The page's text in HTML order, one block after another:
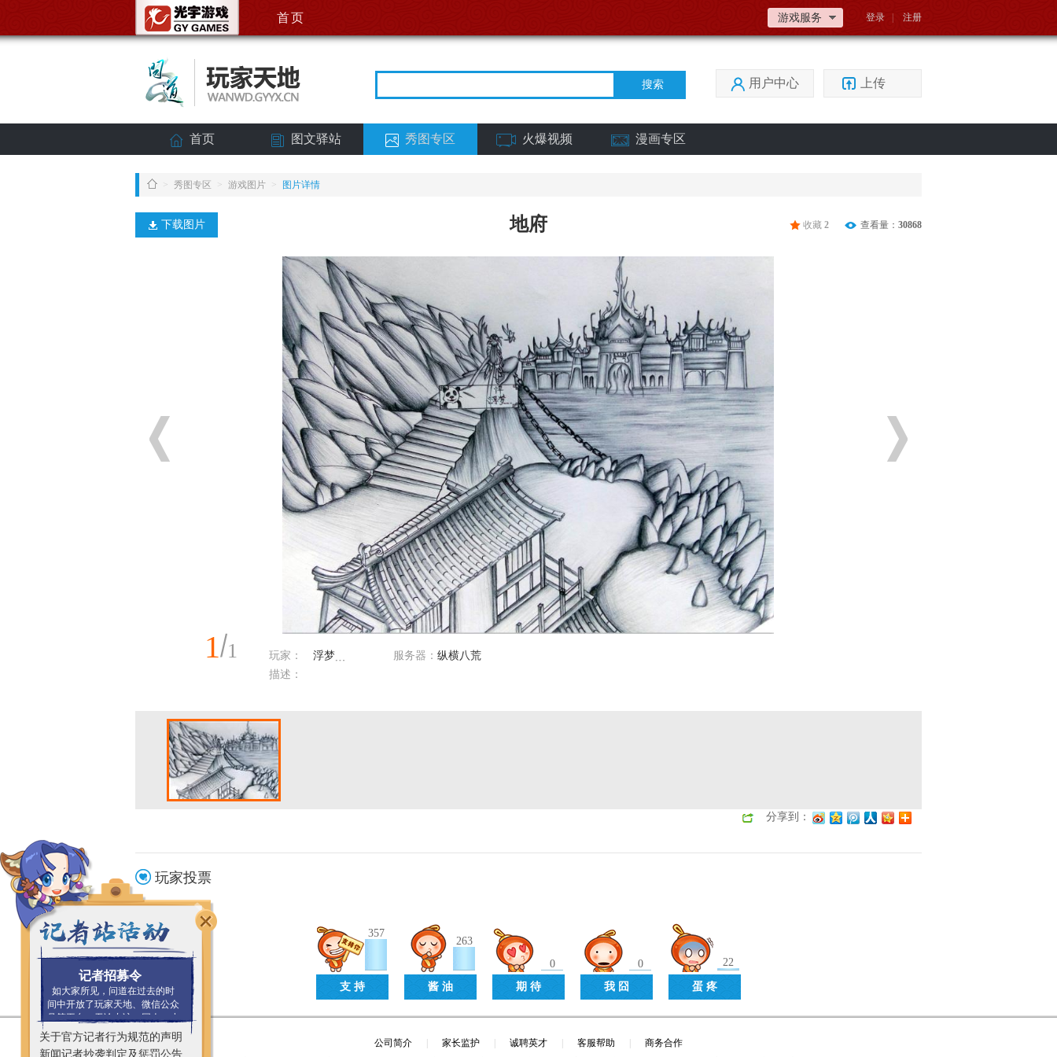
首页 游戏服务 登录 注册
用户中心 上传
首页 图文驿站 秀图专区 火爆视频 漫画专区
> 秀图专区 > 游戏图片 > 图片详情
下载图片 查看量： 30868
收藏 2
地府
1 1 玩家： ゞ浮梦﹍ 服务器： 纵横八荒
描述：
分享到：
玩家投票
357
支 持
263
酱 油
0
期 待
0
我 囧
22
蛋 疼
公司简介 家长监护 诚聘英才 客服帮助
商务合作
记者招募令
如大家所见，问道在过去的时
间中开放了玩家天地、微信公众
号等平台，无论专访、同人、小
说还是笑话、攻略，都涌现出很
多优秀的作品。
关于官方记者行为规范的声明
新闻记者抄袭判定及惩罚公告